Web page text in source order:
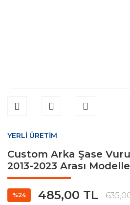
YERLİ ÜRETİM
Custom Arka Şase
2013-2023 Arası
%24 485,00 TL